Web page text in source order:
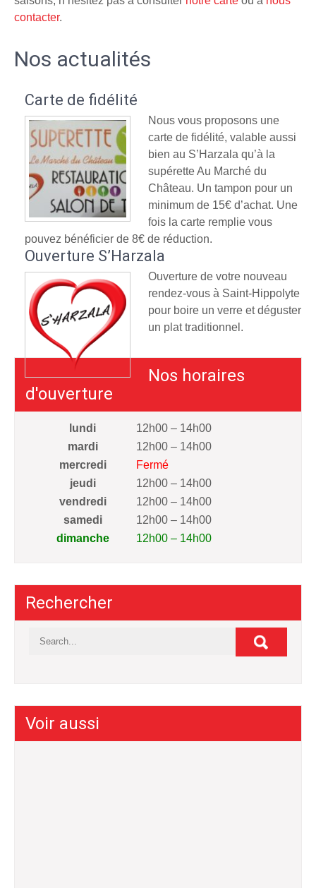
contacter.
Nos actualités
Carte de fidélité
Nous vous proposons une
carte de fidélité, valable aussi
bien au S’Harzala qu’à la
supérette Au Marché du
Château. Un tampon pour un
minimum de 15€ d’achat. Une
fois la carte remplie vous
pouvez bénéficier de 8€ de réduction.
Ouverture S’Harzala
Ouverture de votre nouveau
rendez-vous à Saint-Hippolyte
pour boire un verre et déguster
un plat traditionnel.
Nos horaires
d'ouverture
lundi
12h00 – 14h00
mardi
12h00 – 14h00
mercredi
Fermé
jeudi
12h00 – 14h00
vendredi
12h00 – 14h00
samedi
12h00 – 14h00
dimanche
12h00 – 14h00
Rechercher
Voir aussi